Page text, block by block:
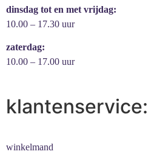
dinsdag tot en met vrijdag:
10.00 – 17.30 uur
zaterdag:
10.00 – 17.00 uur
klantenservice:
winkelmand